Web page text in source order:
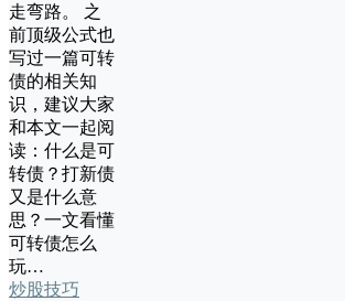
走弯路。 之
前顶级公式也
写过一篇可转
债的相关知
识，建议大家
和本文一起阅
读：什么是可
转债？打新债
又是什么意
思？一文看懂
可转债怎么
玩…
炒股技巧